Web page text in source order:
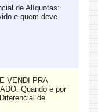
de Alíquotas:
e quem deve
VENDI PRA
Quando e por
de